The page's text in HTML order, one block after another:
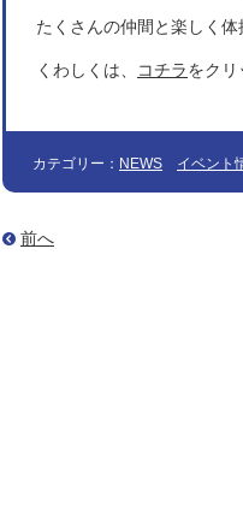
たくさんの仲間と楽しく体
くわしくは、 コチラをクリ
カテゴリー： NEWS イベント
前へ